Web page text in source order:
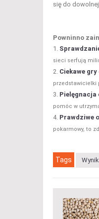
się do
Powninno
sieci serfują
Ciekawe
przedstawicielki
pomóc w
Prawdziwe
pokarmowy, to
Tags